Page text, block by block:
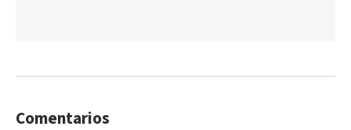
Comentarios